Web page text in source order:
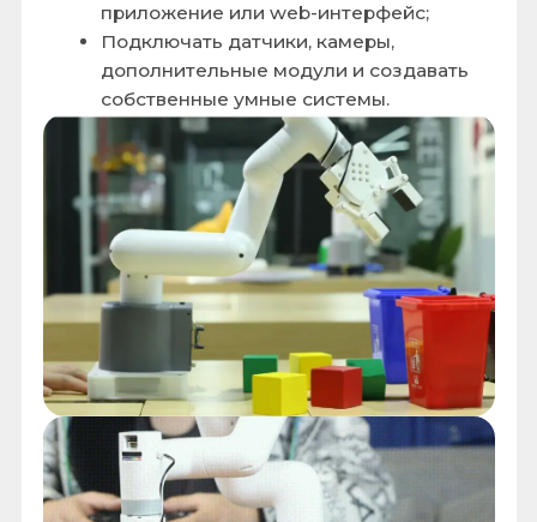
Программируемый
манипулятор. Технические
характеристики
Роборука манипулятор оснащена 6
высокоэффективными сервомоторами,
управляемыми по алгоритмам
промышленного уровня. В основе системы —
Raspberry Pi 4B с процессором 64-bit Quad